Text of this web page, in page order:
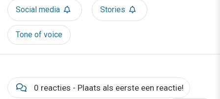
Social media Stories
Tone of voice
0 reacties - Plaats als eerste een reactie!